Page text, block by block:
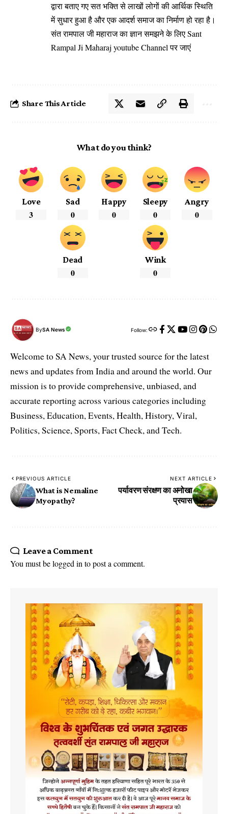
द्वारा बताए गए सत भक्ति से लाखों लोगों की आर्थिक स्थिति
में सुधार हुआ है और एक आदर्श समाज का निर्माण हो रहा है।
संत रामपाल जी महाराज का ज्ञान समझने के लिए Sant
Rampal Ji Maharaj youtube Channel पर जाएं
Share This Article
What do you think?
Love
3
Sad
0
Happy
0
Sleepy
0
Angry
0
Dead
0
Wink
0
BySA News Follow:
Welcome to SA News, your trusted source for the latest
news and updates from India and around the world. Our
mission is to provide comprehensive, unbiased, and
accurate reporting across various categories including
Business, Education, Events, Health, History, Viral,
Politics, Science, Sports, Fact Check, and Tech.
PREVIOUS ARTICLE
What is Nemaline
Myopathy?
NEXT ARTICLE
पर्यावरण संरक्षण का अनोखा
प्रयास
Leave a Comment
You must belogged in to post a comment.